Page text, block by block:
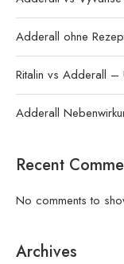
Adderall ohne
Ritalin vs Adderall –
Adderall
Recent
No comments to
Archives